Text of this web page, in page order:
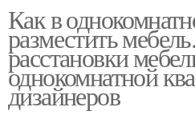
Как в
разместить
расстановки
однокомнатной
дизайнеров